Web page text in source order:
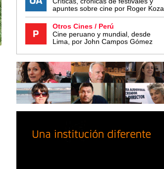
apuntes sobre cine por Roger Koza
Otros Cines / Perú
Cine peruano y mundial, desde
Lima, por John Campos Gómez